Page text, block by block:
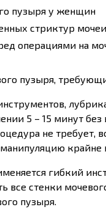
пузыря у женщин
стриктур
операциями на
пузыря,
5 – 15 минут
не требует,
крайне
гибкий
все стенки
пузыря.